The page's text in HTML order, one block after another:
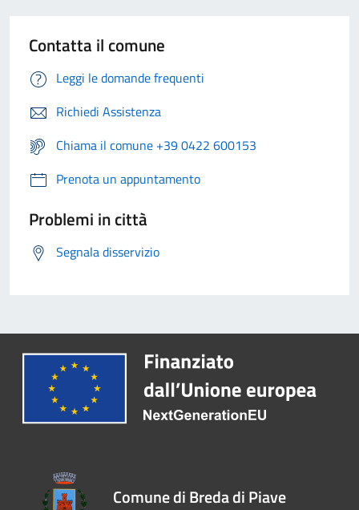
Contatta il comune
Leggi le domande frequenti
Richiedi Assistenza
Chiama il comune +39 0422 600153
Prenota un appuntamento
Problemi in città
Segnala disservizio
Comune di Breda di Piave